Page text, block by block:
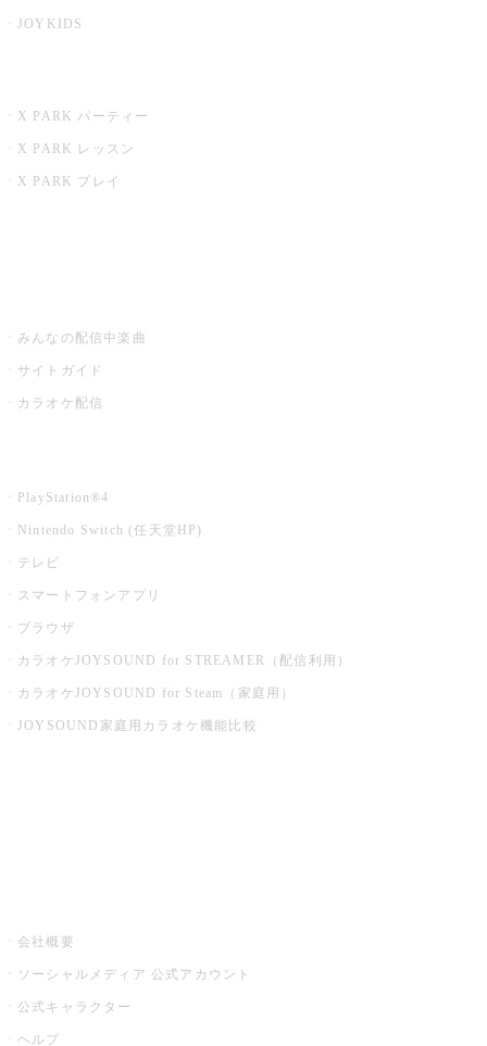
JOYKIDS
X PARK パーティー
X PARK レッスン
X PARK プレイ
みんなの配信中楽曲
サイトガイド
カラオケ配信
PlayStation®4
Nintendo Switch (任天堂HP)
テレビ
スマートフォンアプリ
ブラウザ
カラオケJOYSOUND for STREAMER（配信利用）
カラオケJOYSOUND for Steam（家庭用）
JOYSOUND家庭用カラオケ機能比較
会社概要
ソーシャルメディア 公式アカウント
公式キャラクター
ヘルプ